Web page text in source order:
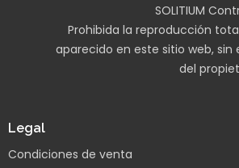
SOLITIUM
Prohibida la reproducción
aparecido en este sitio web,
del
Legal
Condiciones de venta